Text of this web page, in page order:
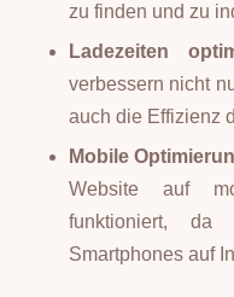
zu finden und zu
Ladezeiten
verbessern nicht
auch die Effizienz
Mobile
Website auf
funktioniert,
Smartphones auf